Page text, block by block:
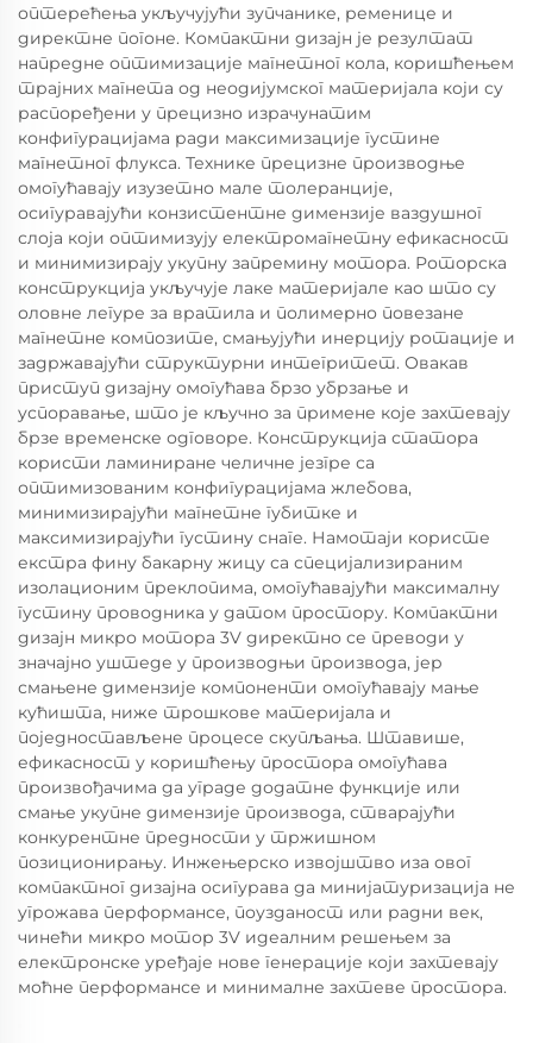
оптерећења укључујући зупчанике, ременице и
директне погоне. Компактни дизајн је резултат
напредне оптимизације магнетног кола, коришћењем
трајних магнета од неодијумског материјала који су
распоређени у прецизно израчунатим
конфигурацијама ради максимизације густине
магнетног флукса. Технике прецизне производње
омогућавају изузетно мале толеранције,
осигуравајући конзистентне димензије ваздушног
слоја који оптимизују електромагнетну ефикасност
и минимизирају укупну запремину мотора. Роторска
конструкција укључује лаке материјале као што су
оловне легуре за вратила и полимерно повезане
магнетне композите, смањујући инерцију ротације и
задржавајући структурни интегритет. Овакав
приступ дизајну омогућава брзо убрзање и
успоравање, што је кључно за примене које захтевају
брзе временске одговоре. Конструкција статора
користи ламиниране челичне језгре са
оптимизованим конфигурацијама жлебова,
минимизирајући магнетне губитке и
максимизирајући густину снаге. Намотаји користе
екстра фину бакарну жицу са специјализираним
изолационим преклопима, омогућавајући максималну
густину проводника у датом простору. Компактни
дизајн микро мотора 3V директно се преводи у
значајно уштеде у производњи производа, јер
смањене димензије компоненти омогућавају мање
кућишта, ниже трошкове материјала и
поједностављене процесе скупљања. Штавише,
ефикасност у коришћењу простора омогућава
произвођачима да уграде додатне функције или
смање укупне димензије производа, стварајући
конкурентне предности у тржишном
позиционирању. Инжењерско извојштво иза овог
компактног дизајна осигурава да минијатуризација не
угрожава перформансе, поузданост или радни век,
чинећи микро мотор 3V идеалним решењем за
електронске уређаје нове генерације који захтевају
моћне перформансе и минималне захтеве простора.